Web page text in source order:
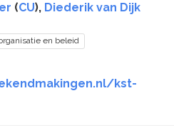
(CU), Diederik van Dijk
en beleid
kst-